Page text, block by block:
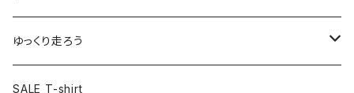
トートバッグ
ランチバッグ
クリアファイル
キーホルダー
クリアファイル
Tシャツ
ステッカー
サコッシュ
ホテルキーホルダー
クリアファイル
マスク
エコバッグ
ステッカー
キャップ
ステッカー
Tシャツ
キャップ
ゆっくり走ろう
Tシャツ
SALE T-shirt